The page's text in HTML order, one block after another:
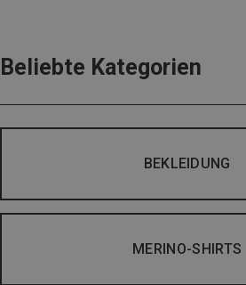
Beliebte Kategorien
BEKLEIDUNG
MERINO-SHIRTS